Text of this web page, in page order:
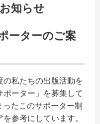
知らせ
ーターのご案
私たちの出版活動を
ーター」を募集して
たこのサポーター制
参考にしています。